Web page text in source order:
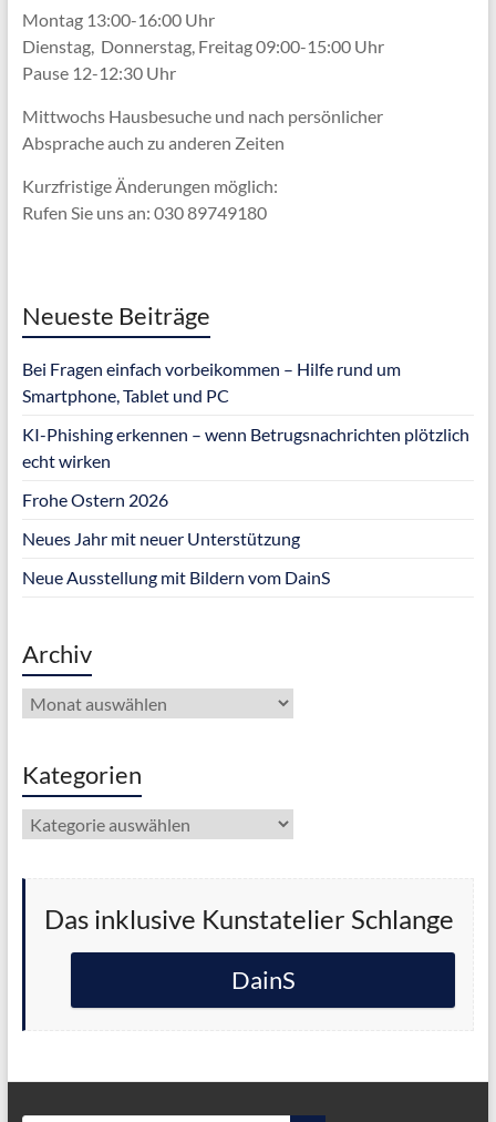
Montag 13:00-16:00 Uhr
Dienstag, Donnerstag, Freitag 09:00-15:00 Uhr
Pause 12-12:30 Uhr
Mittwochs Hausbesuche und nach persönlicher
Abspracheauch zu anderen Zeiten
Kurzfristige Änderungen möglich:
Rufen Sie uns an: 030 89749180
Neueste Beiträge
Bei Fragen einfach vorbeikommen – Hilfe rund um
Smartphone, Tablet und PC
KI-Phishing erkennen – wenn Betrugsnachrichten plötzlich
echt wirken
Frohe Ostern 2026
Neues Jahr mit neuer Unterstützung
Neue Ausstellung mit Bildern vom DainS
Archiv
Archiv
Kategorien
Kategorien
Das inklusive Kunstatelier Schlange
DainS